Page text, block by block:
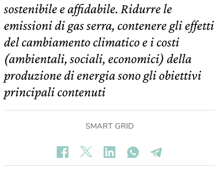
sostenibile e affidabile. Ridurre le
emissioni di gas serra, contenere gli effetti
del cambiamento climatico e i costi
(ambientali, sociali, economici) della
produzione di energia sono gli obiettivi
principali contenuti
SMART GRID